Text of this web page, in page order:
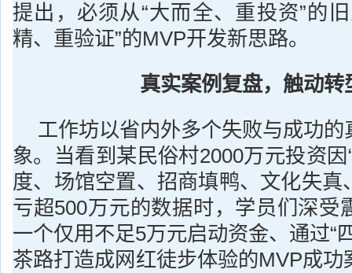
提出，必须从“大而全、重投资”的
精、重验证”的MVP开发新思路。
真实案例复盘，触动转
工作坊以省内外多个失败与成功
象。当看到某民俗村2000万元投资因
度、场馆空置、招商填鸭、文化失真
亏超500万元的数据时，学员们深受
一个仅用不足5万元启动资金、通过“
茶路打造成网红徒步体验的MVP成功